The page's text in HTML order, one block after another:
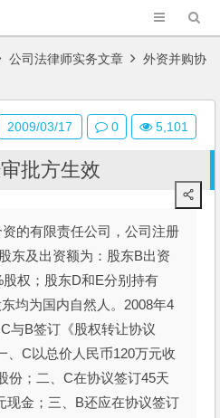
公司法律师实务文章 外资并购协
批方生效
的有限责任公司，公司注册
东及出资额为：股东B出资
权；股东D和E分别持有
均为国内自然人。2008年4
与B签订《股权转让协议
、C以总价人民币120万元收
份；二、C在协议签订45天
现金；三、B还应在协议签订
2009/03/17 0 5,101